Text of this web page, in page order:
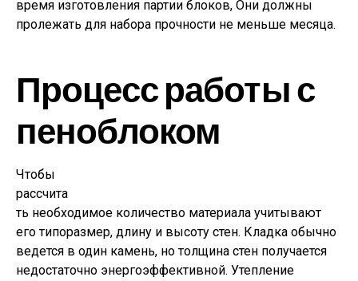
время изготовления партии блоков, Они должны
пролежать для набора прочности не меньше месяца.
Процесс работы с
пеноблоком
Чтобы
рассчита
ть необходимое количество материала учитывают
его типоразмер, длину и высоту стен. Кладка обычно
ведется в один камень, но толщина стен получается
недостаточно энергоэффективной. Утепление